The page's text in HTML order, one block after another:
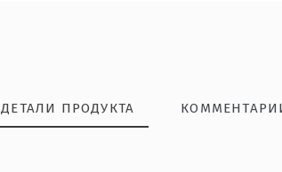
ДЕТАЛИ ПРОДУКТА